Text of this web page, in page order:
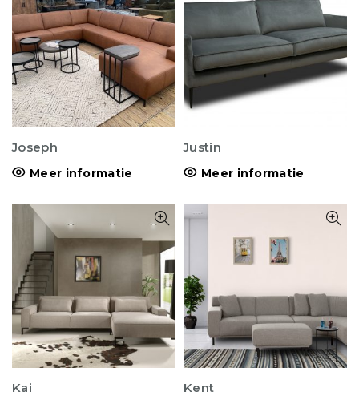
Joseph
Meer informatie
Justin
Meer informatie
Kai Kent